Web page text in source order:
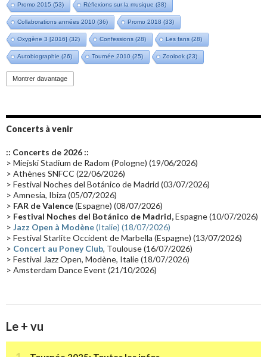
Promo 2015 (53) Réflexions sur la musique (38)
Collaborations années 2010 (36) Promo 2018 (33)
Oxygène 3 [2016] (32) Confessions (28) Les fans (28)
Autobiographie (26) Tournée 2010 (25) Zoolook (23)
Promo 2019(23)
Groupe de Recherche Musicale
Passages radio Vidéo Jarrecast (16) Synthé 80's
Les concerts en Chine(16) Cinéma
Synthé Roland(15) Belgique(15)
(14) Astronomie (14)
Tournée 2025(14) 2024(14) Chine(13)
Montrer davantage
Concerts à venir
:: Concerts de 2026 ::
> Miejski Stadium de Radom (Pologne) (19/06/2026)
> Athènes SNFCC (22/06/2026)
> Festival Noches del Botánico de Madrid (03/07/2026)
> Amnesia, Ibiza (05/07/2026)
> FAR de Valence(Espagne) (08/07/2026)
> Festival Noches del Botánico de Madrid,Espagne (10/07/2026)
> Jazz Open à Modène(Italie) (18/07/2026)
> Festival Starlite Occident de Marbella (Espagne) (13/07/2026)
> Concert au Poney Club, Toulouse (16/07/2026)
> Festival Jazz Open, Modène, Italie (18/07/2026)
> Amsterdam Dance Event (21/10/2026)
Le + vu